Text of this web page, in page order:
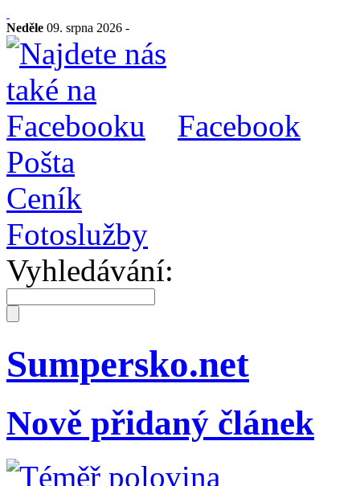
Neděle 09. srpna 2026 -
Facebook
Pošta
Ceník
Fotoslužby
Vyhledávání:
Sumpersko.net
Nově přidaný článek